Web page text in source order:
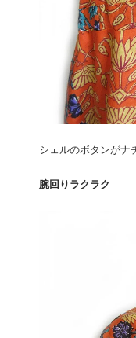
シェルのボタンがナ
腕回りラクラク